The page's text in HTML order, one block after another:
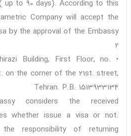
up to 90 days). According to this
Company will accept the
by the approval of the Embassy.
2
Building, First Floor, no.
on the corner of the 21st. street,
Tehran. P.B. 1513933134
considers the received
whether issue a visa or not.
responsibility of returning